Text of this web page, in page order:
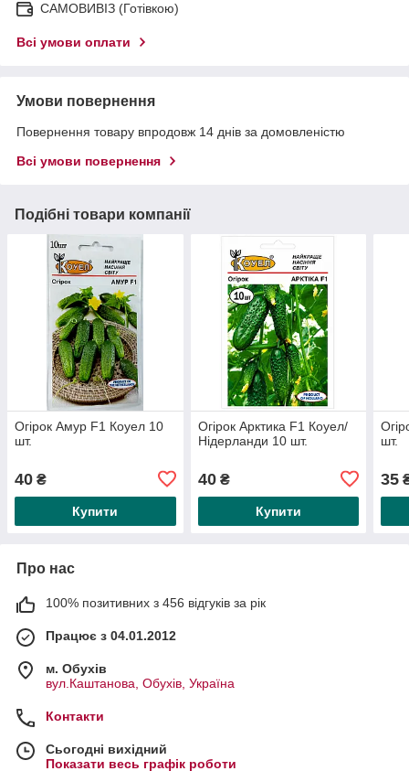
САМОВИВІЗ (Готівкою)
Всі умови оплати
Умови повернення
Повернення товару впродовж 14 днів за домовленістю
Всі умови повернення
Подібні товари компанії
Огірок Амур F1 Коуел 10
шт.
40 ₴
Купити
Огірок Арктика F1 Коуел/
Нідерланди 10 шт.
40₴
Купити
шт.
35
Про нас
100% позитивних з 456 відгуків за рік
Працює з 04.01.2012
м. Обухів
вул.Каштанова, Обухів, Україна
Контакти
Сьогодні вихідний
Показати весь графік роботи